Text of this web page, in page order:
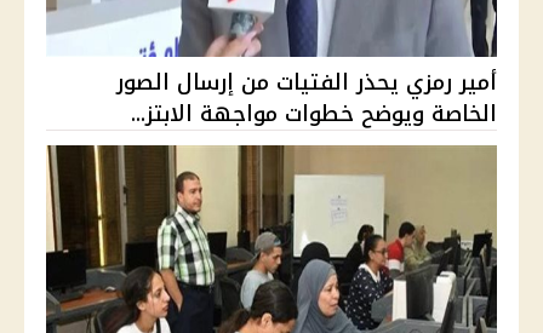
أمير رمزي يحذر الفتيات من إرسال الصور
الخاصة ويوضح خطوات مواجهة الابتز...